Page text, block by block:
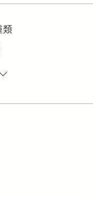
類